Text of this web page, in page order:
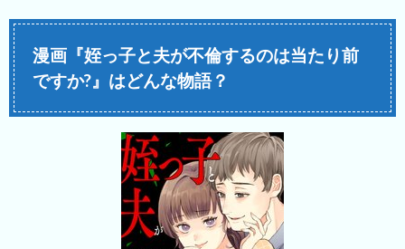
漫画『姪っ子と夫が不倫するのは当たり前
ですか?』はどんな物語？